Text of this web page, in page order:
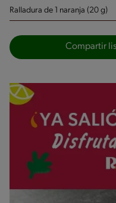
Ralladura de 1 naranja (20 g)
Compartir